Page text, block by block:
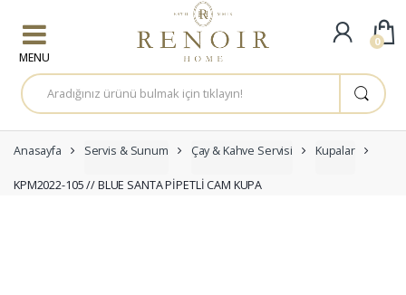
A
r
a
a
:
Anasayfa Servis & Sunum Çay & Kahve Servisi Kupalar
KPM2022-105 // BLUE SANTA PİPETLİ CAM KUPA
0